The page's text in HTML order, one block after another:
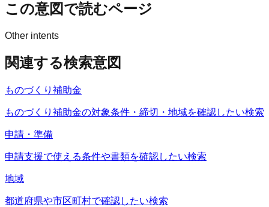
この意図で読むページ
Other intents
関連する検索意図
ものづくり補助金
ものづくり補助金の対象条件・締切・地域を確認したい検索
申請・準備
申請支援で使える条件や書類を確認したい検索
地域
都道府県や市区町村で確認したい検索